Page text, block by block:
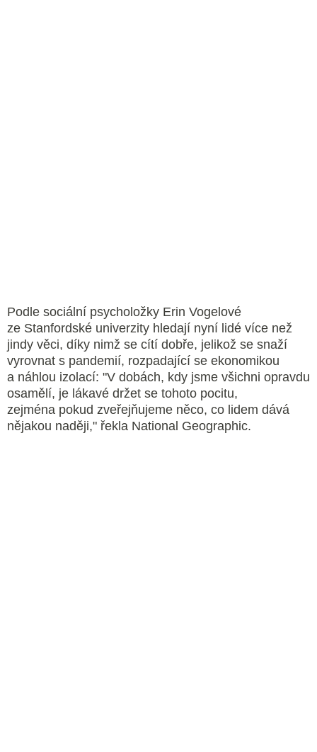
Podle sociální psycholožky Erin Vogelové
ze Stanfordské univerzity hledají nyní lidé více než
jindy věci, díky nimž se cítí dobře, jelikož se snaží
vyrovnat s pandemií, rozpadající se ekonomikou
a náhlou izolací: "V dobách, kdy jsme všichni opravdu
osamělí, je lákavé držet se tohoto pocitu,
zejména pokud zveřejňujeme něco, co lidem dává
nějakou naději," řekla National Geographic.